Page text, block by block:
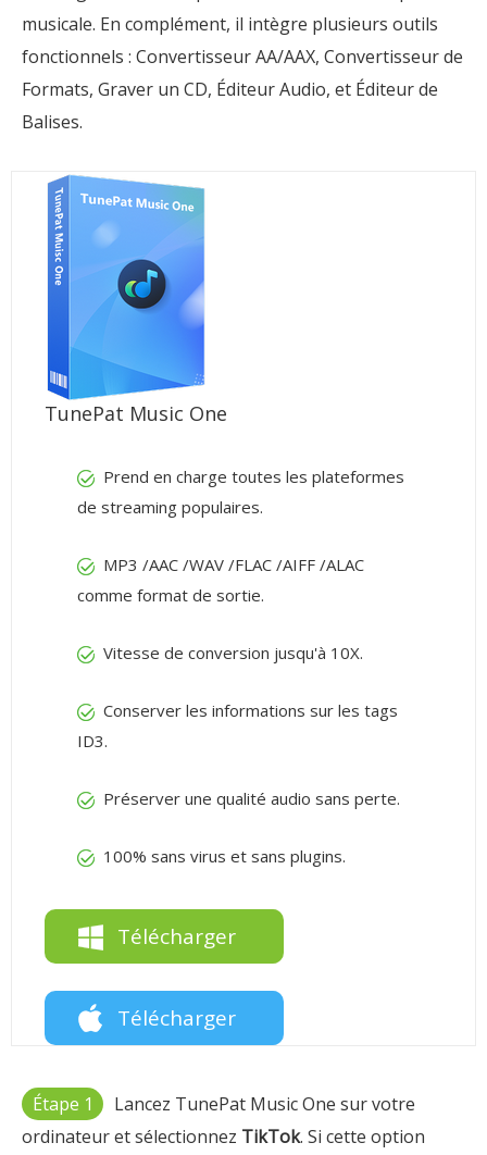
musicale. En complément, il intègre plusieurs outils
fonctionnels : Convertisseur AA/AAX, Convertisseur de
Formats, Graver un CD, Éditeur Audio, et Éditeur de
Balises.
TunePat Music One
Prend en charge toutes les plateformes
de streaming populaires.
MP3 /AAC /WAV /FLAC /AIFF /ALAC
comme format de sortie.
Vitesse de conversion jusqu'à 10X.
Conserver les informations sur les tags
ID3.
Préserver une qualité audio sans perte.
100% sans virus et sans plugins.
Télécharger
Télécharger
Étape 1
Lancez TunePat Music One sur votre
ordinateur et sélectionnez TikTok. Si cette option